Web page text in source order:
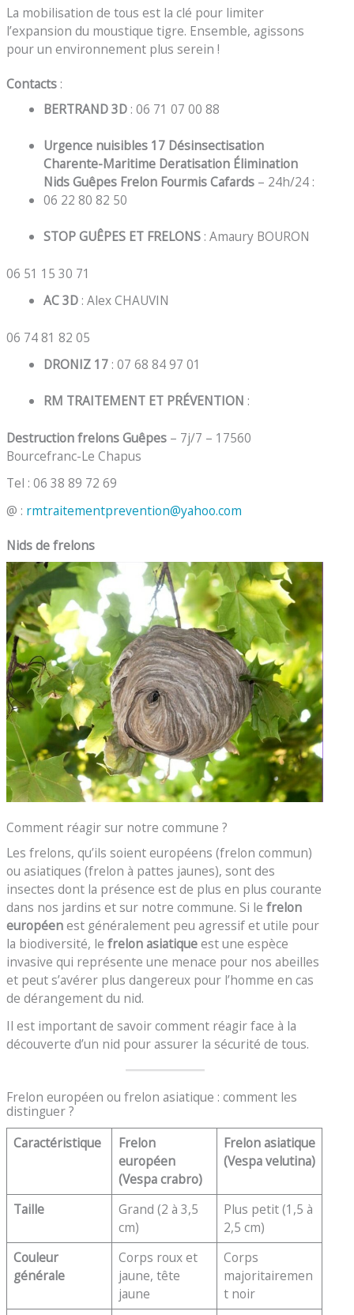
La mobilisation de tous est la clé pour limiter
l’expansion du moustique tigre. Ensemble, agissons
pour un environnement plus serein !
Contacts :
BERTRAND 3D: 06 71 07 00 88
Urgence nuisibles 17 Désinsectisation
Charente-Maritime Deratisation Élimination
Nids Guêpes Frelon Fourmis Cafards– 24h/24 :
06 22 80 82 50
STOP GUÊPES ET FRELONS: Amaury BOURON
06 51 15 30 71
AC 3D: Alex CHAUVIN
06 74 81 82 05
DRONIZ 17: 07 68 84 97 01
RM TRAITEMENT ET PRÉVENTION :
Destruction frelons Guêpes – 7j/7 – 17560
Bourcefranc-Le Chapus
Tel : 06 38 89 72 69
@ : rmtraitementprevention@yahoo.com
Nids de frelons
Comment réagir sur notre commune ?
Les frelons, qu’ils soient européens (frelon commun)
ou asiatiques (frelon à pattes jaunes), sont des
insectes dont la présence est de plus en plus courante
dans nos jardins et sur notre commune. Si lefrelon
européenest généralement peu agressif et utile pour
la biodiversité, lefrelon asiatiqueest une espèce
invasive qui représente une menace pour nos abeilles
et peut s’avérer plus dangereux pour l’homme en cas
de dérangement du nid.
Il est important de savoir comment réagir face à la
découverte d’un nid pour assurer la sécurité de tous.
Frelon européen ou frelon asiatique : comment les
distinguer ?
Caractéristique
Frelon
européen
(Vespa crabro)
Frelon asiatique
(Vespa velutina)
Taille
Grand (2 à 3,5
cm)
Plus petit (1,5 à
2,5 cm)
Couleur
générale
Corps roux et
jaune, tête
jaune
Corps
majoritairemen
t noir